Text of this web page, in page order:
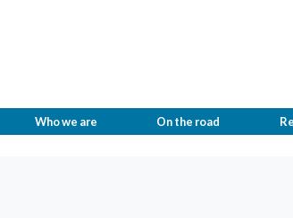
Who we are On the road